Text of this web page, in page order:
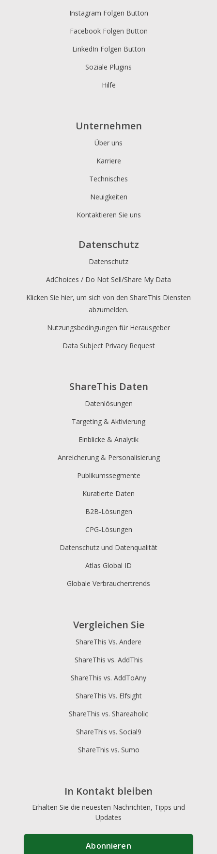
Instagram Folgen Button
Facebook Folgen Button
LinkedIn Folgen Button
Soziale Plugins
Hilfe
ShareThis Daten
Datenlösungen
Targeting & Aktivierung
Einblicke & Analytik
Anreicherung & Personalisierung
Publikumssegmente
Kuratierte Daten
B2B-Lösungen
CPG-Lösungen
Datenschutz und Datenqualität
Atlas Global ID
Globale Verbrauchertrends
Unternehmen
Über uns
Karriere
Technisches
Neuigkeiten
Kontaktieren Sie uns
Datenschutz
Datenschutz
AdChoices / Do Not Sell/Share My Data
Klicken Sie hier, um sich von den ShareThis Diensten
abzumelden.
Nutzungsbedingungen für Herausgeber
Data Subject Privacy Request
Vergleichen Sie
ShareThis Vs. Andere
ShareThis vs. AddThis
ShareThis vs. AddToAny
ShareThis Vs. Elfsight
ShareThis vs. Shareaholic
ShareThis vs. Social9
ShareThis vs. Sumo
In Kontakt bleiben
Erhalten Sie die neuesten Nachrichten, Tipps und
Updates
Abonnieren